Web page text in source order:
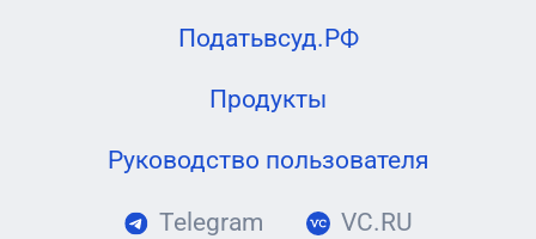
Податьвсуд.РФ
Продукты
Руководство пользователя
Telegram
VC.RU